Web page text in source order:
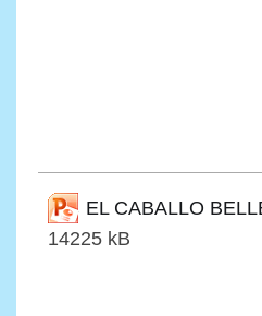
EL CABALLO
14225 kB